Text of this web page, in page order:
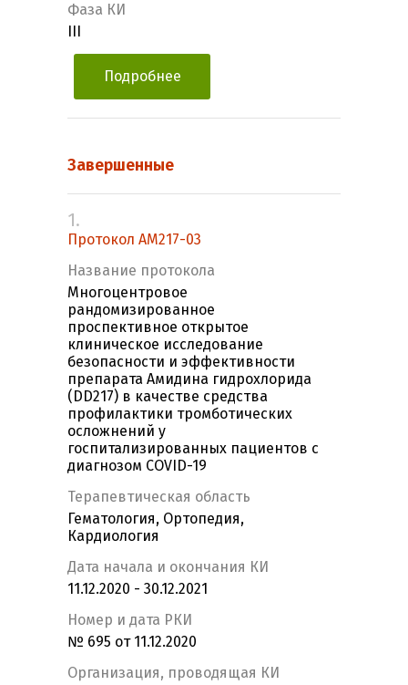
Фаза КИ
Подробнее
Завершенные
1.
Протокол АМ217-03
Название протокола
Многоцентровое
рандомизированное
проспективное открытое
клиническое исследование
безопасности и эффективности
препарата Амидина гидрохлорида
(DD217) в качестве средства
профилактики тромботических
осложнений у
госпитализированных пациентов с
диагнозом COVID-19
Терапевтическая область
Гематология, Ортопедия,
Кардиология
Дата начала и окончания КИ
11.12.2020 - 30.12.2021
Номер и дата РКИ
№ 695 от 11.12.2020
Организация, проводящая КИ